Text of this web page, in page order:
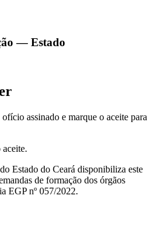
— Estado
assinado e marque o aceite para
Estado do Ceará disponibiliza este
de formação dos órgãos
EGP nº 057/2022.